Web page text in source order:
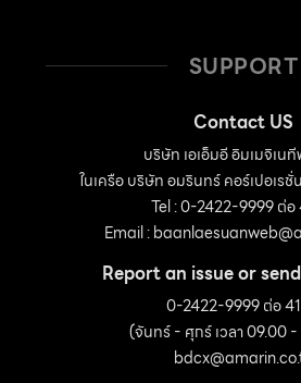
SUPPORT
Contact US
บริษัท เอเอ็มอี อิมเมจิเน
ในเครือ บริษัท อมรินทร์ คอร์เปอเร
Tel : 0-2422-9999 ต่
Email :
Report an issue or
0-2422-9999 ต่อ
(จันทร์ - ศุกร์ เวลา 09.00